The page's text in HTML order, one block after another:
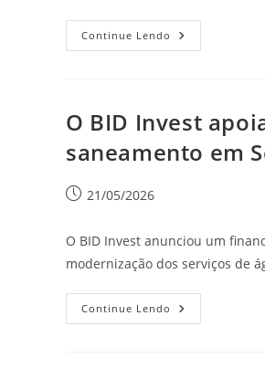
Continue Lendo
O BID Invest
saneamento em
21/05/2026
O BID Invest anunciou um
modernização dos serviços de
Continue Lendo